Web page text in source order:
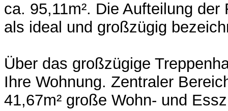
ca. 95,11m². Die Aufteilung
als ideal und großzügig
Über das großzügige
Ihre Wohnung. Zentraler
41,67m² große Wohn- und